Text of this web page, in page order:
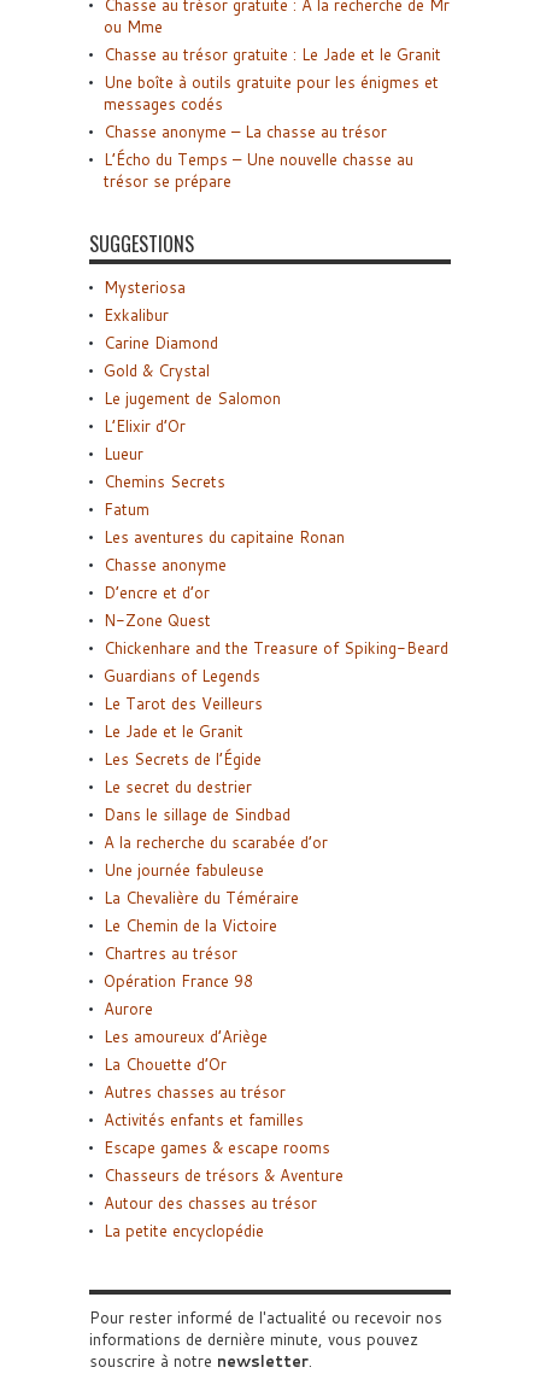
Chasse au trésor gratuite : A la recherche de Mr
ou Mme
Chasse au trésor gratuite : Le Jade et le Granit
Une boîte à outils gratuite pour les énigmes et
messages codés
Chasse anonyme – La chasse au trésor
L’Écho du Temps – Une nouvelle chasse au
trésor se prépare
SUGGESTIONS
Mysteriosa
Exkalibur
Carine Diamond
Gold & Crystal
Le jugement de Salomon
L’Elixir d’Or
Lueur
Chemins Secrets
Fatum
Les aventures du capitaine Ronan
Chasse anonyme
D’encre et d’or
N-Zone Quest
Chickenhare and the Treasure of Spiking-Beard
Guardians of Legends
Le Tarot des Veilleurs
Le Jade et le Granit
Les Secrets de l’Égide
Le secret du destrier
Dans le sillage de Sindbad
A la recherche du scarabée d’or
Une journée fabuleuse
La Chevalière du Téméraire
Le Chemin de la Victoire
Chartres au trésor
Opération France 98
Aurore
Les amoureux d’Ariège
La Chouette d’Or
Autres chasses au trésor
Activités enfants et familles
Escape games & escape rooms
Chasseurs de trésors & Aventure
Autour des chasses au trésor
La petite encyclopédie
Pour rester informé de l'actualité ou recevoir nos
informations de dernière minute, vous pouvez
souscrire à notre newsletter.